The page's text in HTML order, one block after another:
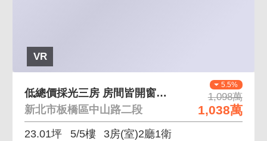
VR
5.5%
1,098萬
1,038萬
低總價採光三房 房間皆開窗、採光佳
新北市板橋區中山路二段
23.01坪 5/5樓 3房(室)2廳1衛